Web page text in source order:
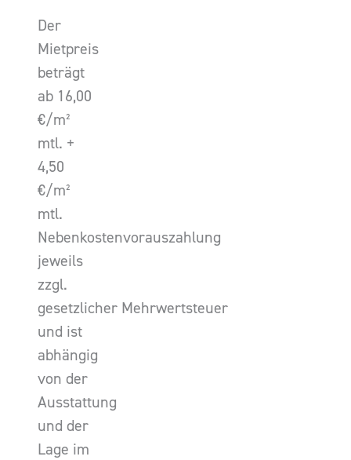
Der
Mietpreis
beträgt
ab 16,00
€/m²
mtl. +
4,50
€/m²
mtl.
Nebenkostenvorauszahlung
jeweils
zzgl.
gesetzlicher Mehrwertsteuer
und ist
abhängig
von der
Ausstattung
und der
Lage im